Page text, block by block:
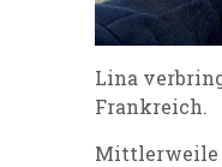
Lina
Frankreich.
Mittlerweile